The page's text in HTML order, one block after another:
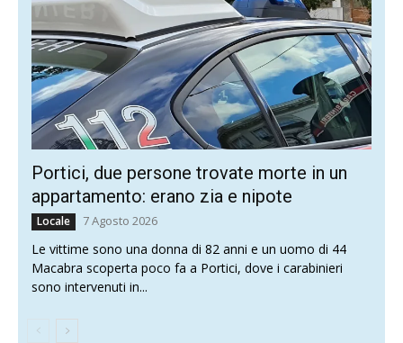
Portici, due persone trovate morte in un
appartamento: erano zia e nipote
Locale 7 Agosto 2026
Le vittime sono una donna di 82 anni e un uomo di 44
Macabra scoperta poco fa a Portici, dove i carabinieri
sono intervenuti in...